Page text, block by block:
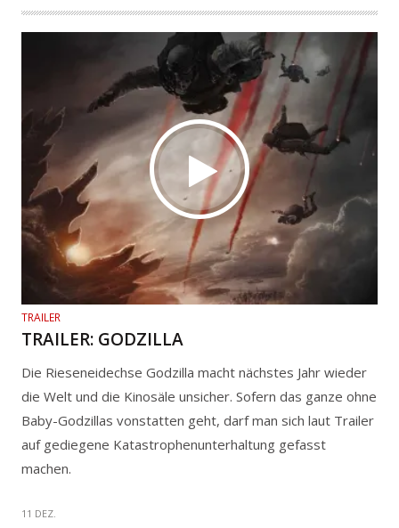
TRAILER
TRAILER: GODZILLA
Die Rieseneidechse Godzilla macht nächstes Jahr wieder
die Welt und die Kinosäle unsicher. Sofern das ganze ohne
Baby-Godzillas vonstatten geht, darf man sich laut Trailer
auf gediegene Katastrophenunterhaltung gefasst
machen.
11 DEZ.